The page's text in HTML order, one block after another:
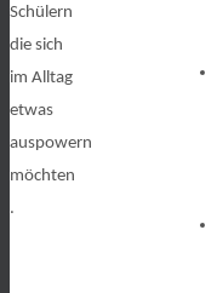
Schülern
die sich
im Alltag
etwas
auspowern
möchten
.